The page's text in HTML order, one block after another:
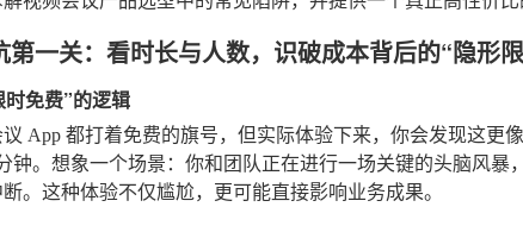
第一关：看时长与人数，识破成本背后的“隐形
时免费”的逻辑
App 都打着免费的旗号，但实际体验下来，你会发现这更
钟。想象一个场景：你和团队正在进行一场关键的头脑风
。这种体验不仅尴尬，更可能直接影响业务成果。